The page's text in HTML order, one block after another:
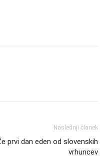
Naslednji članek
prvi dan eden od slovenskih
vrhuncev